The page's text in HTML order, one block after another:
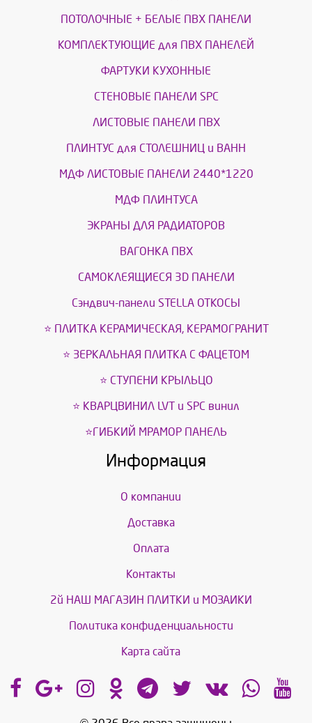
ПОТОЛОЧНЫЕ + БЕЛЫЕ ПВХ ПАНЕЛИ
КОМПЛЕКТУЮЩИЕ для ПВХ ПАНЕЛЕЙ
ФАРТУКИ КУХОННЫЕ
СТЕНОВЫЕ ПАНЕЛИ SPC
ЛИСТОВЫЕ ПАНЕЛИ ПВХ
ПЛИНТУС для СТОЛЕШНИЦ и ВАНН
МДФ ЛИСТОВЫЕ ПАНЕЛИ 2440*1220
МДФ ПЛИНТУСА
ЭКРАНЫ ДЛЯ РАДИАТОРОВ
ВАГОНКА ПВХ
САМОКЛЕЯЩИЕСЯ 3D ПАНЕЛИ
Сэндвич-панели STELLA ОТКОСЫ
⭐ ПЛИТКА КЕРАМИЧЕСКАЯ, КЕРАМОГРАНИТ
⭐ ЗЕРКАЛЬНАЯ ПЛИТКА С ФАЦЕТОМ
⭐ СТУПЕНИ КРЫЛЬЦО
⭐ КВАРЦВИНИЛ LVT и SPС винил
⭐ГИБКИЙ МРАМОР ПАНЕЛЬ
Информация
О компании
Доставка
Оплата
Контакты
2й НАШ МАГАЗИН ПЛИТКИ и МОЗАИКИ
Политика конфиденциальности
Карта сайта